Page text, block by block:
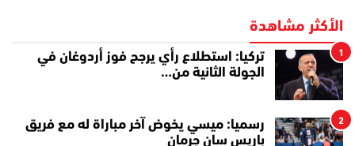
الأكثر مشاهدة
1
تركيا: استطلاع رأي يرجح فوز أردوغان في
الجولة الثانية من…
2
رسميا: ميسي يخوض آخر مباراة له مع فريق
باريس سان جرمان